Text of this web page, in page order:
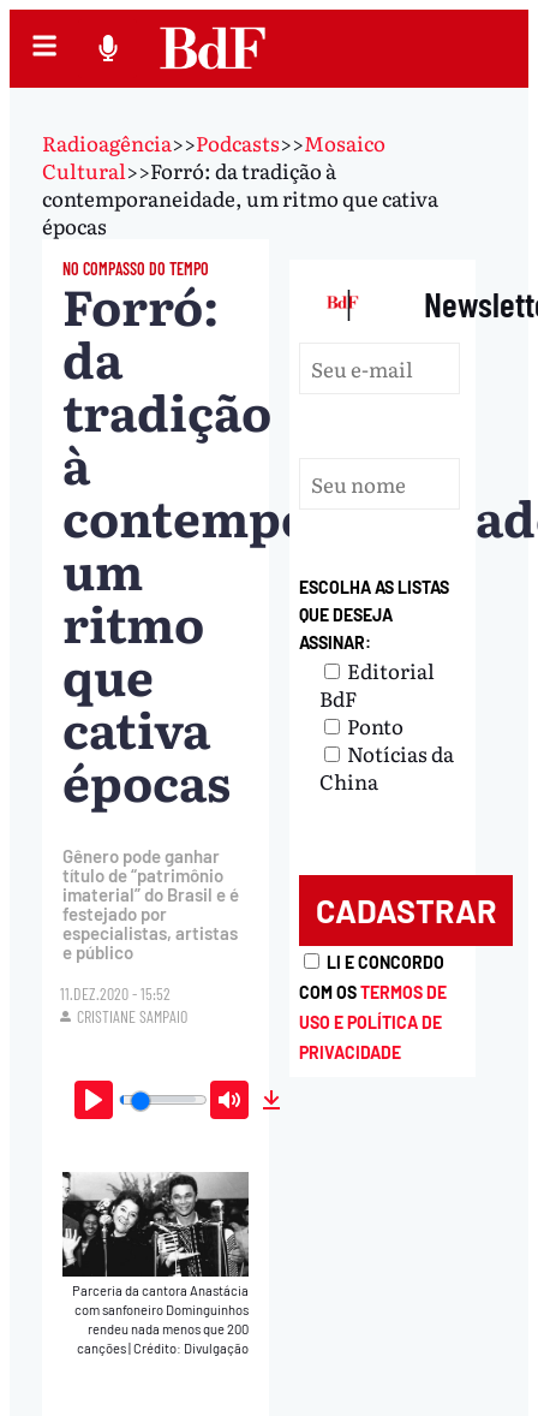
Radioagência>>Podcasts>>Mosaico
Cultural>>Forró: da tradição à
contemporaneidade, um ritmo que cativa
épocas
NO COMPASSO DO TEMPO
Forró:
da
tradição
à
um
ritmo
que
cativa
épocas
Gênero pode ganhar
título de “patrimônio
imaterial” do Brasil e é
festejado por
especialistas, artistas
e público
11.DEZ.2020 - 15:52
CRISTIANE SAMPAIO
Play Mute
Parceria da cantora Anastácia
com sanfoneiro Dominguinhos
rendeu nada menos que 200
canções Crédito: Divulgação
|
ESCOLHA AS LISTAS
QUE DESEJA
ASSINAR:
Editorial
BdF
Ponto
Notícias da
China
LI E CONCORDO
COM OSTERMOS DE
USO E POLÍTICA DE
PRIVACIDADE